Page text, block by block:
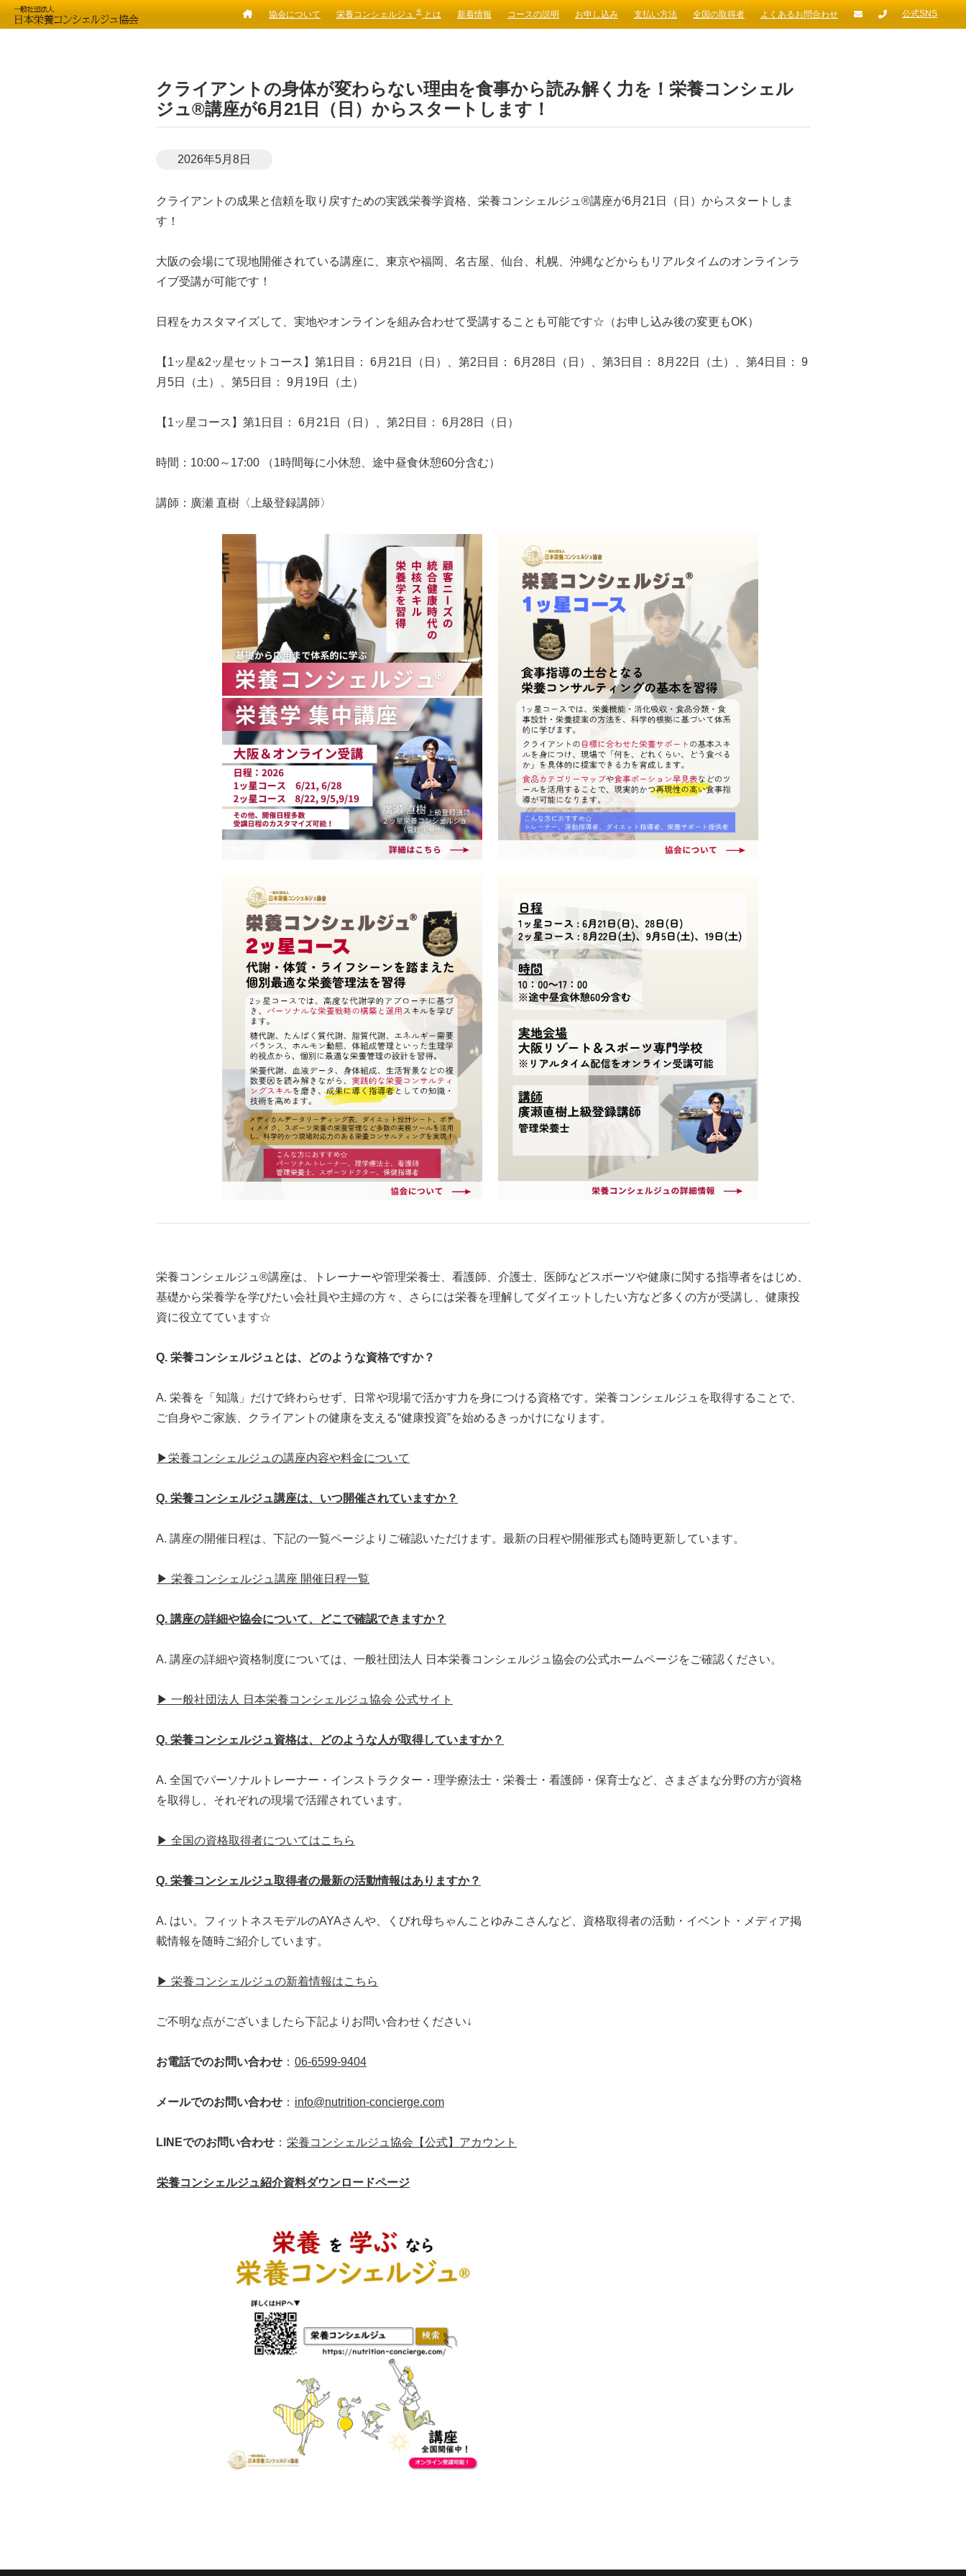
協会について 栄養コンシェルジュ ® とは 新着情報 コースの説明 お申し込み 支払い方法 全国の取得者 よくあるお問合わせ 公式SNS
クライアントの身体が変わらない理由を食事から読み解く力を！栄養コンシェル
ジュ®講座が6月21日（日）からスタートします！
2026年5月8日
クライアントの成果と信頼を取り戻すための実践栄養学資格、栄養コンシェルジュ®講座が6月21日（日）からスタートしま
す！
大阪の会場にて現地開催されている講座に、東京や福岡、名古屋、仙台、札幌、沖縄などからもリアルタイムのオンラインラ
イブ受講が可能です！
日程をカスタマイズして、実地やオンラインを組み合わせて受講することも可能です☆（お申し込み後の変更もOK）
【1ッ星&2ッ星セットコース】第1日目： 6月21日（日）、第2日目： 6月28日（日）、第3日目： 8月22日（土）、第4日目： 9
月5日（土）、第5日目： 9月19日（土）
【1ッ星コース】第1日目： 6月21日（日）、第2日目： 6月28日（日）
時間：10:00～17:00 （1時間毎に小休憩、途中昼食休憩60分含む）
講師：廣瀬 直樹〈上級登録講師〉
栄養コンシェルジュ®講座は、トレーナーや管理栄養士、看護師、介護士、医師などスポーツや健康に関する指導者をはじめ、
基礎から栄養学を学びたい会社員や主婦の方々、さらには栄養を理解してダイエットしたい方など多くの方が受講し、健康投
資に役立てています☆
Q. 栄養コンシェルジュとは、どのような資格ですか？
A. 栄養を「知識」だけで終わらせず、日常や現場で活かす力を身につける資格です。栄養コンシェルジュを取得することで、
ご自身やご家族、クライアントの健康を支える“健康投資”を始めるきっかけになります。
▶栄養コンシェルジュの講座内容や料金について
Q. 栄養コンシェルジュ講座は、いつ開催されていますか？
A. 講座の開催日程は、下記の一覧ページよりご確認いただけます。最新の日程や開催形式も随時更新しています。
▶ 栄養コンシェルジュ講座 開催日程一覧
Q. 講座の詳細や協会について、どこで確認できますか？
A. 講座の詳細や資格制度については、一般社団法人 日本栄養コンシェルジュ協会の公式ホームページをご確認ください。
▶ 一般社団法人 日本栄養コンシェルジュ協会 公式サイト
Q. 栄養コンシェルジュ資格は、どのような人が取得していますか？
A. 全国でパーソナルトレーナー・インストラクター・理学療法士・栄養士・看護師・保育士など、さまざまな分野の方が資格
を取得し、それぞれの現場で活躍されています。
▶ 全国の資格取得者についてはこちら
Q. 栄養コンシェルジュ取得者の最新の活動情報はありますか？
A. はい。フィットネスモデルのAYAさんや、くびれ母ちゃんことゆみこさんなど、資格取得者の活動・イベント・メディア掲
載情報を随時ご紹介しています。
▶ 栄養コンシェルジュの新着情報はこちら
ご不明な点がございましたら下記よりお問い合わせください↓
お電話でのお問い合わせ ： 06-6599-9404
メールでのお問い合わせ ： info@nutrition-concierge.com
LINEでのお問い合わせ ： 栄養コンシェルジュ協会【公式】アカウント
栄養コンシェルジュ紹介資料ダウンロードページ